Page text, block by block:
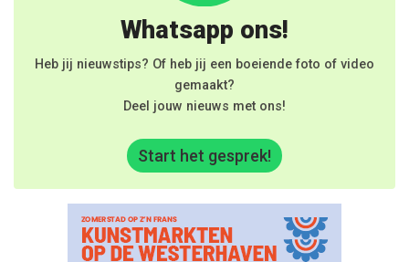
Whatsapp ons!
Heb jij nieuwstips? Of heb jij een boeiende foto of video
gemaakt?
Deel jouw nieuws met ons!
Start het gesprek!